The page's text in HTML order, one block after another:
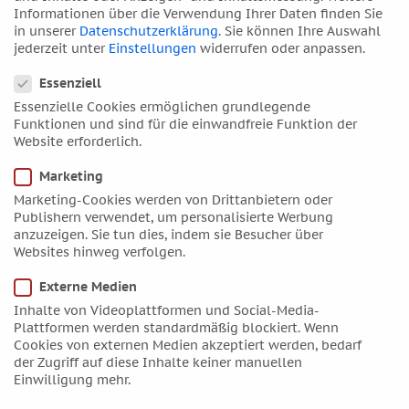
September 2021
August 2021
Mai 2021
April 2021
März 2021
Februar 2021
Januar 2021
Dezember 2020
November 2020
Oktober 2020
September 2020
August 2020
Juli 2020
Informationen über die Verwendung Ihrer Daten finden Sie
in unserer Datenschutzerklärung. Sie können Ihre Auswahl
jederzeit unter Einstellungen widerrufen oder anpassen.
Essenziell
Essenzielle Cookies ermöglichen grundlegende
Funktionen und sind für die einwandfreie Funktion der
Website erforderlich.
Marketing
Marketing-Cookies werden von Drittanbietern oder
Publishern verwendet, um personalisierte Werbung
anzuzeigen. Sie tun dies, indem sie Besucher über
Websites hinweg verfolgen.
Externe Medien
Inhalte von Videoplattformen und Social-Media-
Plattformen werden standardmäßig blockiert. Wenn
Cookies von externen Medien akzeptiert werden, bedarf
der Zugriff auf diese Inhalte keiner manuellen
Einwilligung mehr.